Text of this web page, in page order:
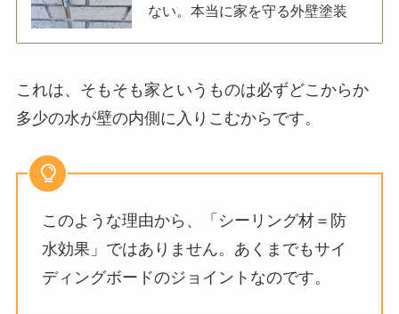
ない。本当に家を守る外壁塗装
これは、そもそも家というものは必ずどこからか
多少の水が壁の内側に入りこむからです。
このような理由から、「シーリング材＝防
水効果」ではありません。あくまでもサイ
ディングボードのジョイントなのです。